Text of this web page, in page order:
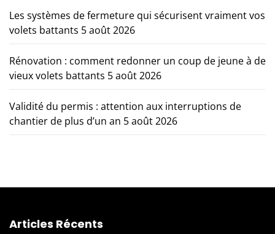
Les systèmes de fermeture qui sécurisent vraiment vos
volets battants 5 août 2026
Rénovation : comment redonner un coup de jeune à de
vieux volets battants 5 août 2026
Validité du permis : attention aux interruptions de
chantier de plus d’un an 5 août 2026
Articles Récents